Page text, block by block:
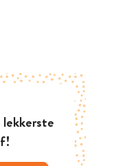
lekkerste